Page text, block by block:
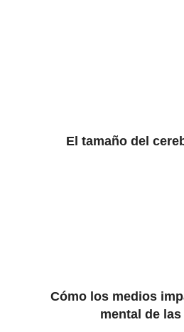
El tamaño del
Cómo los medios
mental de